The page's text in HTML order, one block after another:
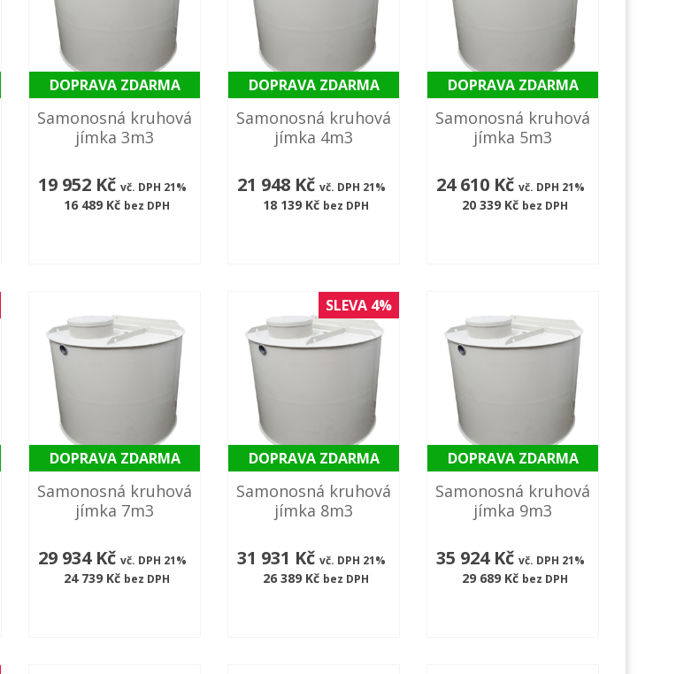
DOPRAVA ZDARMA
Samonosná kruhová
jímka 3m3
19 952 Kč vč. DPH 21%
16 489 Kč bez DPH
DOPRAVA ZDARMA
Samonosná kruhová
jímka 4m3
21 948 Kč vč. DPH 21%
18 139 Kč bez DPH
DOPRAVA ZDARMA
Samonosná kruhová
jímka 5m3
24 610 Kč vč. DPH 21%
20 339 Kč bez DPH
DOPRAVA ZDARMA
Samonosná kruhová
jímka 7m3
29 934 Kč vč. DPH 21%
24 739 Kč bez DPH
DOPRAVA ZDARMA
SLEVA 4%
Samonosná kruhová
jímka 8m3
31 931 Kč vč. DPH 21%
26 389 Kč bez DPH
DOPRAVA ZDARMA
Samonosná kruhová
jímka 9m3
35 924 Kč vč. DPH 21%
29 689 Kč bez DPH